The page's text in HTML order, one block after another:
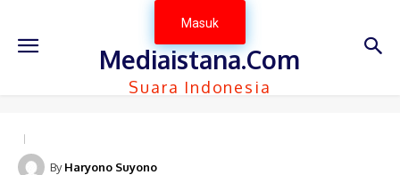
Masuk
Mediaistana.Com
Suara Indonesia
By Haryono Suyono